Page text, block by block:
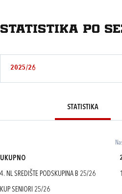
Statistika po
2025/26
STATISTIKA
UKUPNO
4. NL SREDIŠTE PODSKUPINA B 25/26
KUP SENIORI 25/26